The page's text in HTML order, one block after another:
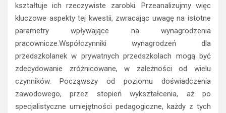
kształtuje ich rzeczywiste zarobki. Przeanalizujmy więc
kluczowe aspekty tej kwestii, zwracając uwagę na istotne
parametry wpływające na wynagrodzenia
pracownicze.Współczynniki wynagrodzeń dla
przedszkolanek w prywatnych przedszkolach mogą być
zdecydowanie zróżnicowane, w zależności od wielu
czynników. Począwszy od poziomu doświadczenia
zawodowego, przez stopień wykształcenia, aż po
specjalistyczne umiejętności pedagogiczne, każdy z tych